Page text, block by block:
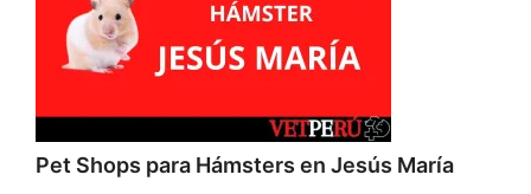
Pet Shops para Hámsters en Jesús María